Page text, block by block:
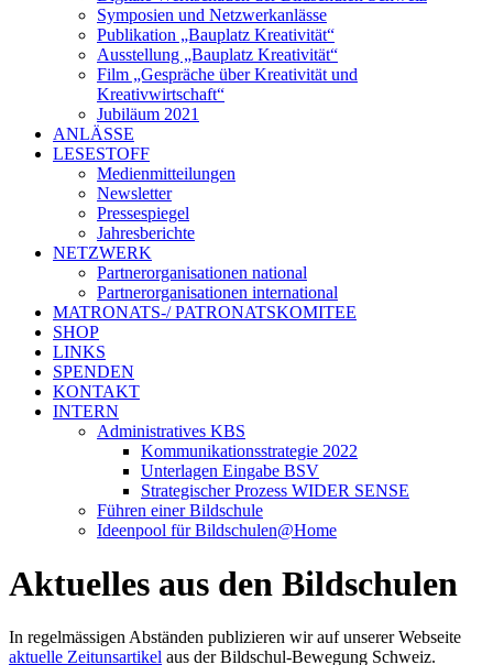
Symposien und Netzwerkanlässe
Publikation „Bauplatz Kreativität“
Ausstellung „Bauplatz Kreativität“
Film „Gespräche über Kreativität und
Kreativwirtschaft“
Jubiläum 2021
ANLÄSSE
LESESTOFF
Medienmitteilungen
Newsletter
Pressespiegel
Jahresberichte
NETZWERK
Partnerorganisationen national
Partnerorganisationen international
MATRONATS-/ PATRONATSKOMITEE
SHOP
LINKS
SPENDEN
KONTAKT
INTERN
Administratives KBS
Kommunikationsstrategie 2022
Unterlagen Eingabe BSV
Strategischer Prozess WIDER SENSE
Führen einer Bildschule
Ideenpool für Bildschulen@Home
Aktuelles aus den Bildschulen
In regelmässigen Abständen publizieren wir auf unserer Webseite
aktuelle Zeitunsartikel aus der Bildschul-Bewegung Schweiz.